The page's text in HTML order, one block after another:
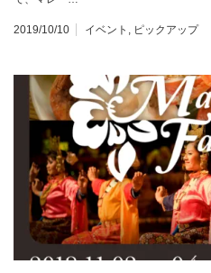
2019/10/10 イベント , ピックアップ